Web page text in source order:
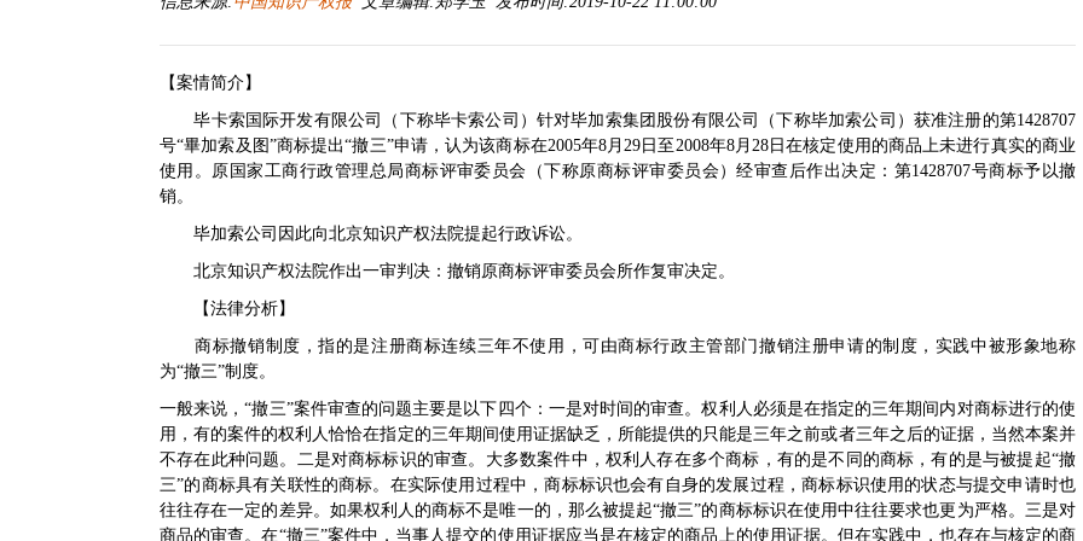
【案情简介】
毕卡索国际开发有限公司（下称毕卡索公司）针对毕加索集团股份有限公司（下称毕加索公司）获准注册的第1428707
号“畢加索及图”商标提出“撤三”申请，认为该商标在2005年8月29日至2008年8月28日在核定使用的商品上未进行真实的商业
使用。原国家工商行政管理总局商标评审委员会（下称原商标评审委员会）经审查后作出决定：第1428707号商标予以撤
销。
毕加索公司因此向北京知识产权法院提起行政诉讼。
北京知识产权法院作出一审判决：撤销原商标评审委员会所作复审决定。
【法律分析】
商标撤销制度，指的是注册商标连续三年不使用，可由商标行政主管部门撤销注册申请的制度，实践中被形象地称
为“撤三”制度。
一般来说，“撤三”案件审查的问题主要是以下四个：一是对时间的审查。权利人必须是在指定的三年期间内对商标进行的使
用，有的案件的权利人恰恰在指定的三年期间使用证据缺乏，所能提供的只能是三年之前或者三年之后的证据，当然本案并
不存在此种问题。二是对商标标识的审查。大多数案件中，权利人存在多个商标，有的是不同的商标，有的是与被提起“撤
三”的商标具有关联性的商标。在实际使用过程中，商标标识也会有自身的发展过程，商标标识使用的状态与提交申请时也
往往存在一定的差异。如果权利人的商标不是唯一的，那么被提起“撤三”的商标标识在使用中往往要求也更为严格。三是对
商品的审查。在“撤三”案件中，当事人提交的使用证据应当是在核定的商品上的使用证据。但在实践中，也存在与核定的商